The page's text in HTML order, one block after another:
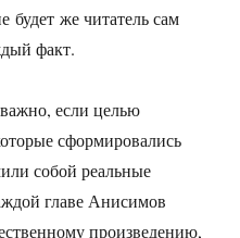
будет же читатель сам
факт.
если целью
сформировались
собой реальные
главе Анисимов
произведению,